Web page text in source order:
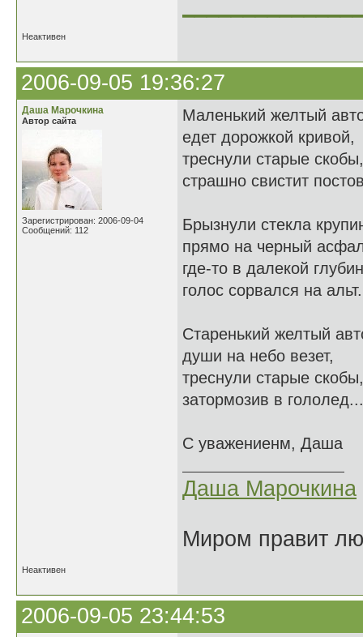
Неактивен
2006-09-05 19:36:27
Даша Марочкина
Автор сайта
Зарегистрирован: 2006-09-04
Сообщений: 112
Маленький желтый
едет дорожкой кривой,
треснули старые скобы,
страшно свистит
Брызнули стекла
прямо на черный
где-то в далекой
голос сорвался на альт.
Старенький желтый
души на небо везет,
треснули старые скобы,
затормозив в гололед...
С уважениенм, Даша
Даша Марочкина
Миром правит
Неактивен
2006-09-05 23:44:53